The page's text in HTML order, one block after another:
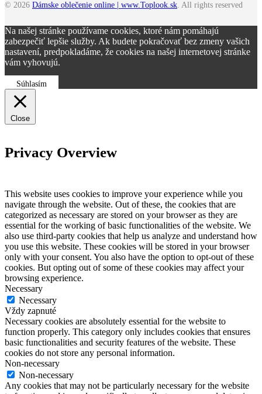
© 2026 Dámske oblečenie online | www.Toplook.sk. All rights reserved
Na našej stránke používame cookies, ktoré nám pomáhajú
zabezpečiť lepšie služby. Ak budete pokračovať bez zmeny vašich
nastavení, predpokladáme, že cookies na našej internetovej stránke
vám vyhovujú.
Súhlasím
Close
Privacy Overview
This website uses cookies to improve your experience while you
navigate through the website. Out of these, the cookies that are
categorized as necessary are stored on your browser as they are
essential for the working of basic functionalities of the website. We
also use third-party cookies that help us analyze and understand how
you use this website. These cookies will be stored in your browser
only with your consent. You also have the option to opt-out of these
cookies. But opting out of some of these cookies may affect your
browsing experience.
Necessary
Necessary
Vždy zapnuté
Necessary cookies are absolutely essential for the website to
function properly. This category only includes cookies that ensures
basic functionalities and security features of the website. These
cookies do not store any personal information.
Non-necessary
Non-necessary
Any cookies that may not be particularly necessary for the website